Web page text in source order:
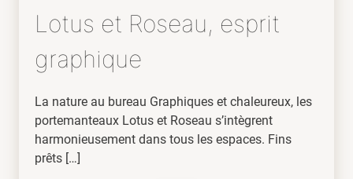
Lotus et Roseau, esprit
graphique
La nature au bureau Graphiques et chaleureux, les
portemanteaux Lotus et Roseau s’intègrent
harmonieusement dans tous les espaces. Fins
prêts […]